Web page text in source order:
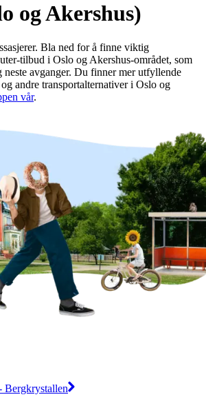
og Akershus)
Bla ned for å finne viktig
tilbud i Oslo og Akershus-området, som
neste avganger. Du finner mer utfyllende
andre transportalternativer i Oslo og
vår.
Bergkrystallen